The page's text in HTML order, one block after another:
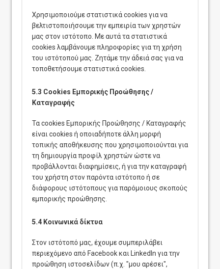
Χρησιμοποιούμε στατιστικά cookies για να
βελτιστοποιήσουμε την εμπειρία των χρηστών
μας στον ιστότοπο. Με αυτά τα στατιστικά
cookies λαμβάνουμε πληροφορίες για τη χρήση
του ιστότοπού μας. Ζητάμε την άδειά σας για να
τοποθετήσουμε στατιστικά cookies.
5.3 Cookies Εμπορικής Προώθησης /
Καταγραφής
Τα cookies Εμπορικής Προώθησης / Καταγραφής
είναι cookies ή οποιαδήποτε άλλη μορφή
τοπικής αποθήκευσης που χρησιμοποιούνται για
τη δημιουργία προφίλ χρηστών ώστε να
προβάλλονται διαφημίσεις, ή για την καταγραφή
του χρήστη στον παρόντα ιστότοπο ή σε
διάφορους ιστότοπους για παρόμοιους σκοπούς
εμπορικής προώθησης.
5.4 Κοινωνικά δίκτυα
Στον ιστότοπό μας, έχουμε συμπεριλάβει
περιεχόμενο από Facebook και LinkedIn για την
προώθηση ιστοσελίδων (π.χ. "μου αρέσει",